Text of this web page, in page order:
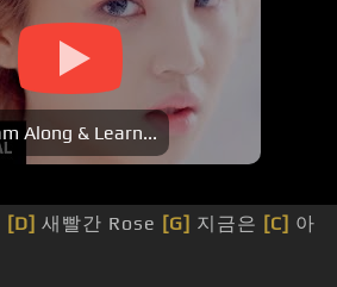
Along & Learn...
[D] 새빨간 Rose [G] 지금은 [C] 아